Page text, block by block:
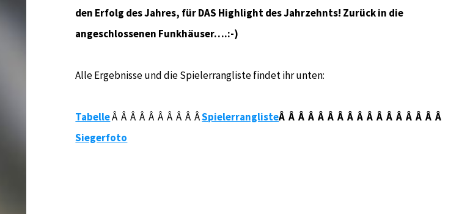
den Erfolg des Jahres, für DAS Highlight des Jahrzehnts! Zurück in die
angeschlossenen Funkhäuser….:-)
Alle Ergebnisse und die Spielerrangliste findet ihr unten:
TabelleÂ Â Â Â Â Â Â Â Â ÂSpielerranglisteÂ Â Â Â Â Â Â Â Â Â Â Â Â Â Â Â Â
Siegerfoto